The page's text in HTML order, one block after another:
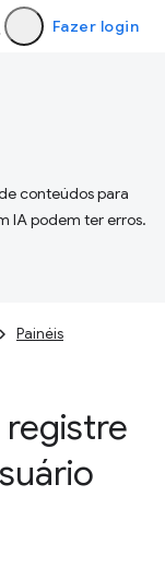
Fazer login
conteúdos para
IA podem ter erros.
Painéis
registre